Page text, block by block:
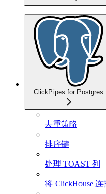
ClickPipes for Postgres
去重策略
排序键
处理 TOAST 列
将 ClickHouse 连